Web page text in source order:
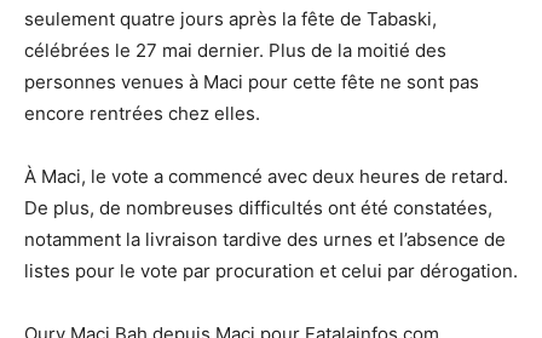
seulement quatre jours après la fête de Tabaski,
célébrées le 27 mai dernier. Plus de la moitié des
personnes venues à Maci pour cette fête ne sont pas
encore rentrées chez elles.
À Maci, le vote a commencé avec deux heures de retard.
De plus, de nombreuses difficultés ont été constatées,
notamment la livraison tardive des urnes et l’absence de
listes pour le vote par procuration et celui par dérogation.